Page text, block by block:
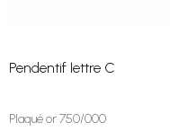
Pendentif lettre C
Plaqué or 750/000